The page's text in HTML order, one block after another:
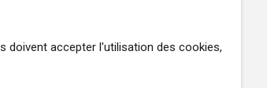
doivent accepter l'utilisation des cookies,